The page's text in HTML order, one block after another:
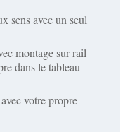
sens avec un seul
montage sur rail
dans le tableau
votre propre